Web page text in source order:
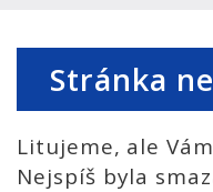
Stránka
Litujeme, ale
Nejspíš byla